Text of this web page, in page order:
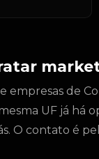
empresas de
UF já há
O contato é